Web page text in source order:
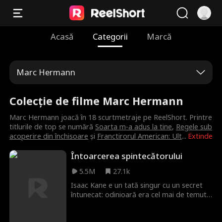
Acasă Categorii Marcă
Marc Hermann
Colecție de filme Marc Hermann
Extinde
Marc Hermann joacă în 18 scurtmetraje pe ReelShort. Printre
titlurile de top se numărăSoarta m-a adus la tine, Regele sub
acoperire din închisoare și Franctirorul American: Ult...
Întoarcerea spintecătorului
5.5M
27.1k
Isaac Kane e un tată singur cu un secret
întunecat: odinioară era cel mai de temut